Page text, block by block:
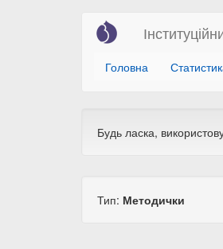
Головна
Будь ласка,
Тип: Методички